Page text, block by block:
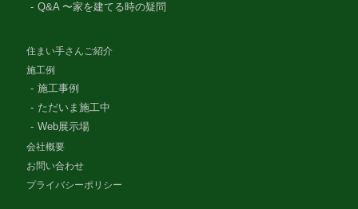
Q&A 〜家を建てる時の疑問
住まい手さんご紹介
施工例
施工事例
ただいま施工中
Web展示場
会社概要
お問い合わせ
プライバシーポリシー